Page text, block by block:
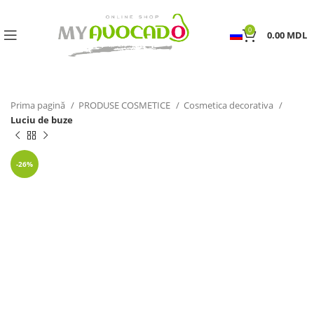
0 0.00 MDL
Prima pagină PRODUSE COSMETICE
Cosmetica decorativa
Luciu de buze
-26%